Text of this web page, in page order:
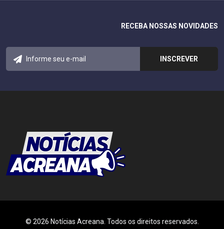
RECEBA NOSSAS NOVIDADES
© 2026 Notícias Acreana. Todos os direitos reservados.